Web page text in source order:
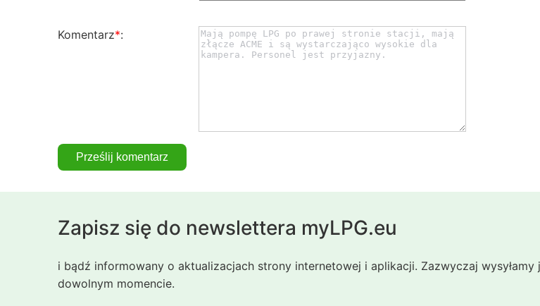
Komentarz*:
Zapisz się do newslettera myLPG.eu
i bądź informowany o aktualizacjach strony internetowej i aplikacji. Zazwyczaj
dowolnym momencie.